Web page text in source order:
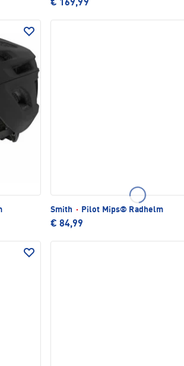
€ 169,99
Smith · Pilot Mips® Radhelm
€ 84,99